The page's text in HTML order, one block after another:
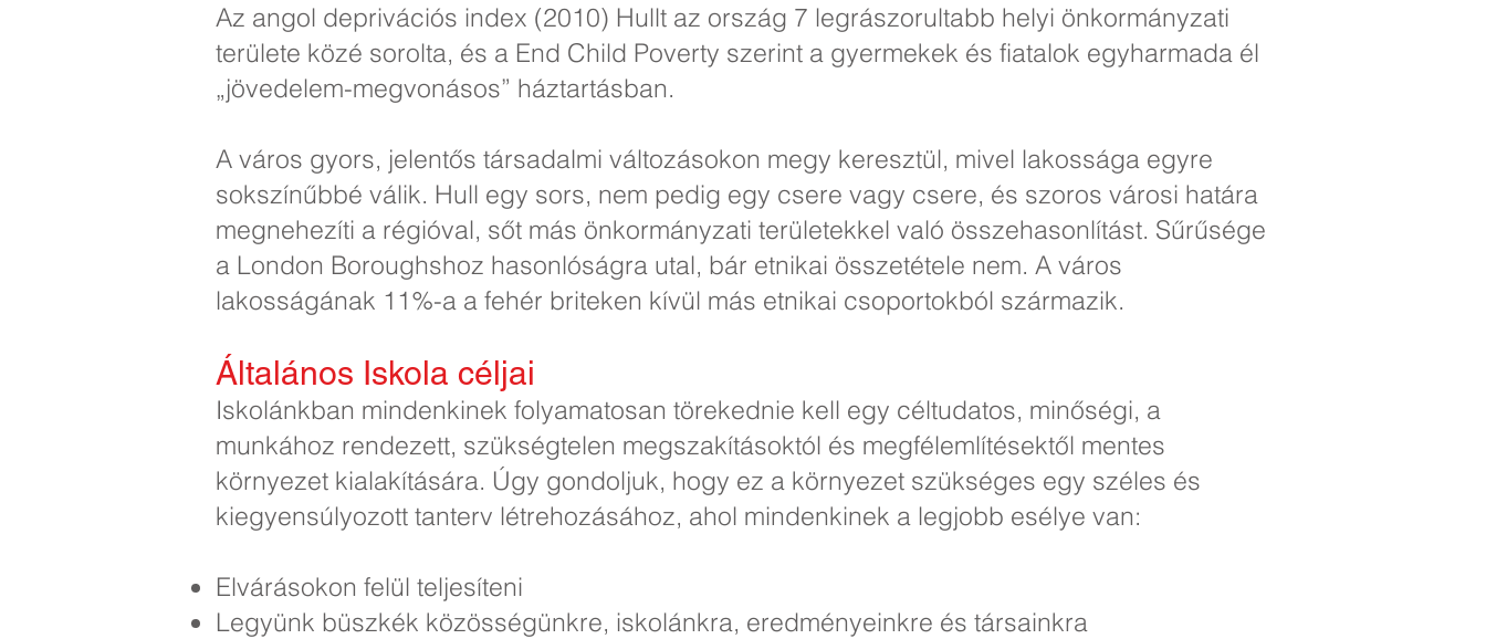
Az angol deprivációs index (2010) Hullt az ország 7 legrászorultabb helyi önkormányzati
területe közé sorolta, és a End Child Poverty szerint a gyermekek és fiatalok egyharmada él
„jövedelem-megvonásos” háztartásban.
A város gyors, jelentős társadalmi változásokon megy keresztül, mivel lakossága egyre
sokszínűbbé válik. Hull egy sors, nem pedig egy csere vagy csere, és szoros városi határa
megnehezíti a régióval, sőt más önkormányzati területekkel való összehasonlítást. Sűrűsége
a London Boroughshoz hasonlóságra utal, bár etnikai összetétele nem. A város
lakosságának 11%-a a fehér briteken kívül más etnikai csoportokból származik.
Általános Iskola céljai
Iskolánkban mindenkinek folyamatosan törekednie kell egy céltudatos, minőségi, a
munkához rendezett, szükségtelen megszakításoktól és megfélemlítésektől mentes
környezet kialakítására. Úgy gondoljuk, hogy ez a környezet szükséges egy széles és
kiegyensúlyozott tanterv létrehozásához, ahol mindenkinek a legjobb esélye van:
Elvárásokon felül teljesíteni
Legyünk büszkék közösségünkre, iskolánkra, eredményeinkre és társainkra